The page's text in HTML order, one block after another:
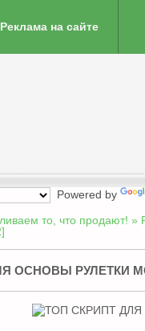
Реклама на сайте
Powered by
то, что продают! »
ОСНОВЫ РУЛЕТКИ